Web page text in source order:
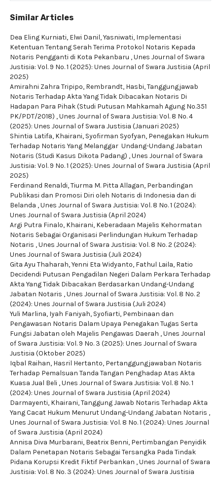
Similar Articles
Dea Eling Kurniati, Elwi Danil, Yasniwati, Implementasi
Ketentuan Tentang Serah Terima Protokol Notaris Kepada
Notaris Pengganti di Kota Pekanbaru ,Unes Journal of Swara
Justisia: Vol. 9 No. 1 (2025): Unes Journal of Swara Justisia (April
2025)
Amirahni Zahra Tripipo, Rembrandt, Hasbi,Tanggungjawab
Notaris Terhadap Akta Yang Tidak Dibacakan Notaris Di
Hadapan Para Pihak (Studi Putusan Mahkamah Agung No.351
PK/PDT/2018) ,Unes Journal of Swara Justisia: Vol. 8 No. 4
(2025): Unes Journal of Swara Justisia (Januari 2025)
Shintia Latifa, Khairani, Syofirman Syofyan, Penegakan Hukum
Terhadap Notaris Yang Melanggar Undang-Undang Jabatan
Notaris (Studi Kasus Dikota Padang) ,Unes Journal of Swara
Justisia: Vol. 9 No. 1 (2025): Unes Journal of Swara Justisia (April
2025)
Ferdinand Renaldi, Tiurma M. Pitta Allagan, Perbandingan
Publikasi dan Promosi Diri oleh Notaris di Indonesia dan di
Belanda ,Unes Journal of Swara Justisia: Vol. 8 No. 1 (2024):
Unes Journal of Swara Justisia (April 2024)
Argi Putra Finalo, Khairani, Keberadaan Majelis Kehormatan
Notaris Sebagai Organisasi Perlindungan Hukum Terhadap
Notaris ,Unes Journal of Swara Justisia: Vol. 8 No. 2 (2024):
Unes Journal of Swara Justisia (Juli 2024)
Gita Ayu Thaharah, Yenni Eta Widyanto, Fathul Laila, Ratio
Decidendi Putusan Pengadilan Negeri Dalam Perkara Terhadap
Akta Yang Tidak Dibacakan Berdasarkan Undang-Undang
Jabatan Notaris ,Unes Journal of Swara Justisia: Vol. 8 No. 2
(2024): Unes Journal of Swara Justisia (Juli 2024)
Yuli Marlina, Iyah Faniyah, Syofiarti, Pembinaan dan
Pengawasan Notaris Dalam Upaya Penegakan Tugas Serta
Fungsi Jabatan oleh Majelis Pengawas Daerah ,Unes Journal
of Swara Justisia: Vol. 9 No. 3 (2025): Unes Journal of Swara
Justisia (Oktober 2025)
Iqbal Raihan, Hasril Hertanto, Pertanggungjawaban Notaris
Terhadap Pemalsuan Tanda Tangan Penghadap Atas Akta
Kuasa Jual Beli ,Unes Journal of Swara Justisia: Vol. 8 No. 1
(2024): Unes Journal of Swara Justisia (April 2024)
Darmayenti, Khairani,Tanggung Jawab Notaris Terhadap Akta
Yang Cacat Hukum Menurut Undang-Undang Jabatan Notaris ,
Unes Journal of Swara Justisia: Vol. 8 No. 1 (2024): Unes Journal
of Swara Justisia (April 2024)
Annisa Diva Murbarani, Beatrix Benni, Pertimbangan Penyidik
Dalam Penetapan Notaris Sebagai Tersangka Pada Tindak
Pidana Korupsi Kredit Fiktif Perbankan ,Unes Journal of Swara
Justisia: Vol. 8 No. 3 (2024): Unes Journal of Swara Justisia